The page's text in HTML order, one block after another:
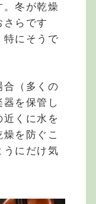
冬が乾燥
らです
特にそうで
合（多くの
を保管し
近くに水を
を防ぐこ
うにだけ気